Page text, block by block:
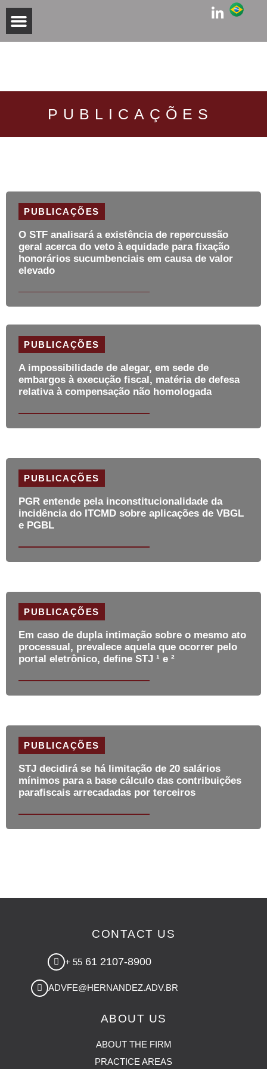
PUBLICAÇÕES
PUBLICAÇÕES
O STF analisará a existência de repercussão
geral acerca do veto à equidade para fixação
honorários sucumbenciais em causa de valor
elevado
PUBLICAÇÕES
A impossibilidade de alegar, em sede de
embargos à execução fiscal, matéria de defesa
relativa à compensação não homologada
PUBLICAÇÕES
PGR entende pela inconstitucionalidade da
incidência do ITCMD sobre aplicações de VBGL
e PGBL
PUBLICAÇÕES
Em caso de dupla intimação sobre o mesmo ato
processual, prevalece aquela que ocorrer pelo
portal eletrônico, define STJ ¹ e ²
PUBLICAÇÕES
STJ decidirá se há limitação de 20 salários
mínimos para a base cálculo das contribuições
parafiscais arrecadadas por terceiros
CONTACT US
+ 55 61 2107-8900
ADVFE@HERNANDEZ.ADV.BR
ABOUT US
ABOUT THE FIRM
PRACTICE AREAS